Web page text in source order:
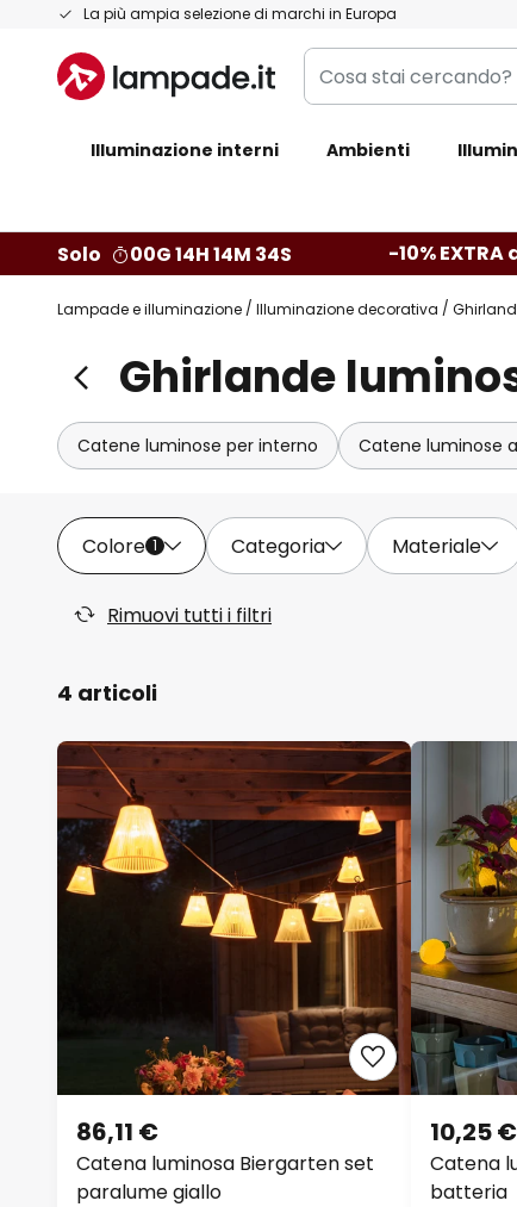
La più ampia selezione di marchi in Europa
Salta
contenuto
Cosa
stai
Illuminazione interni Ambienti
Solo 00G 14H 14M 33S -10% EXTRA
Lampade e illuminazione Illuminazione decorativa
Ghirlande
Catene luminose per interno Catene luminose a
Colore 1 Categoria Materiale
Rimuovi tutti i filtri
4 articoli
Catena luminosa Biergarten set
paralume giallo
86,11 €
Catena
batteria
10,25 €